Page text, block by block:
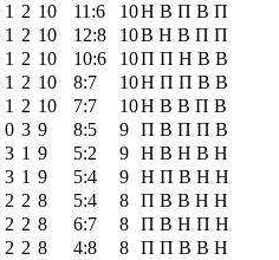
1 2 10 11:6 10Н В П В П
1 2 10 12:8 10В Н В П П
1 2 10 10:6 10П П Н В В
1 2 10 8:7 10Н П П В В
1 2 10 7:7 10Н В В П В
0 3 9 8:5 9 П В П П В
3 1 9 5:2 9 Н В Н В Н
3 1 9 5:4 9 Н П В Н Н
2 2 8 5:4 8 П В В Н Н
2 2 8 6:7 8 П В Н П Н
2 2 8 4:8 8 П П В В Н